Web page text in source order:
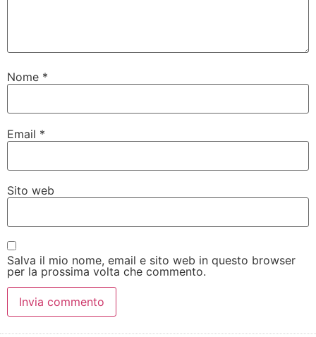
Nome *
Email *
Sito web
Salva il mio nome, email e sito web in questo browser
per la prossima volta che commento.